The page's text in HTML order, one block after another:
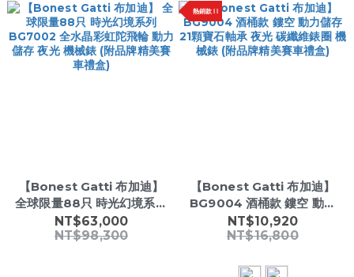
【Bonest Gatti 布加迪】
全球限量88只 時光幻境系列
BG7002 全水晶彩虹陀飛輪
動力儲存 夜光 機械錶 (附品
NT$63,000
NT$98,300
熱銷款 ❕ ❕
【Bonest Gatti 布加迪】
BG9004 酒桶款 鏤空 動力
儲存 21顆寶石軸承 夜光 碳
纖維錶圈 機械錶 (附品牌精
NT$10,920
NT$16,800